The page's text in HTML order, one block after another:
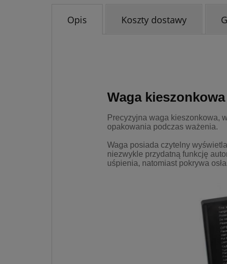
Opis Koszty dostawy
Waga
Precyzyjna waga kieszonkowa,
opakowania podczas ważenia.
Waga posiada czytelny
niezwykle przydatną funkcję
uśpienia, natomiast pokrywa